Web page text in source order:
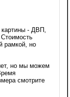
картины - ДВП,
рамкой, но
но мы можем
смотрите